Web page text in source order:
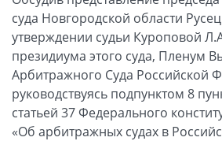
суда Новгородской области
утверждении судьи Куроповой
президиума этого суда, Пленум
Арбитражного Суда Российской
руководствуясь подпунктом 8
статьей 37 Федерального
«Об арбитражных судах в